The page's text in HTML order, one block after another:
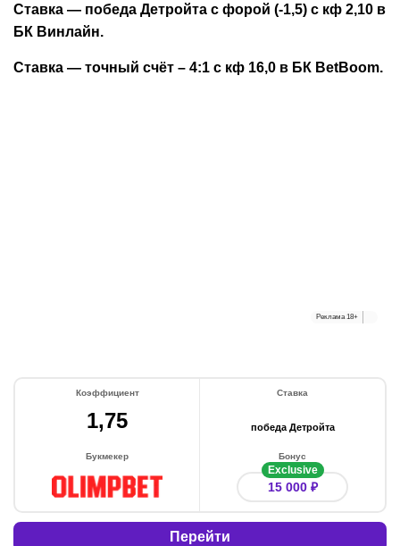
Ставка — победа Детройта с форой (-1,5) с кф 2,10 в
БК Винлайн.
Ставка — точный счёт – 4:1 с кф 16,0 в БК BetBoom.
Реклама 18+
Коэффициент
1,75
Ставка
победа Детройта
Букмекер Бонус
Exclusive
15 000 ₽
Перейти